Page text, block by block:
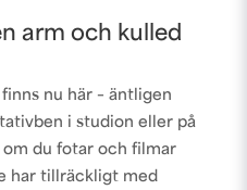
arm och kulled
nu här – äntligen
i studion eller på
du fotar och filmar
har tillräckligt med